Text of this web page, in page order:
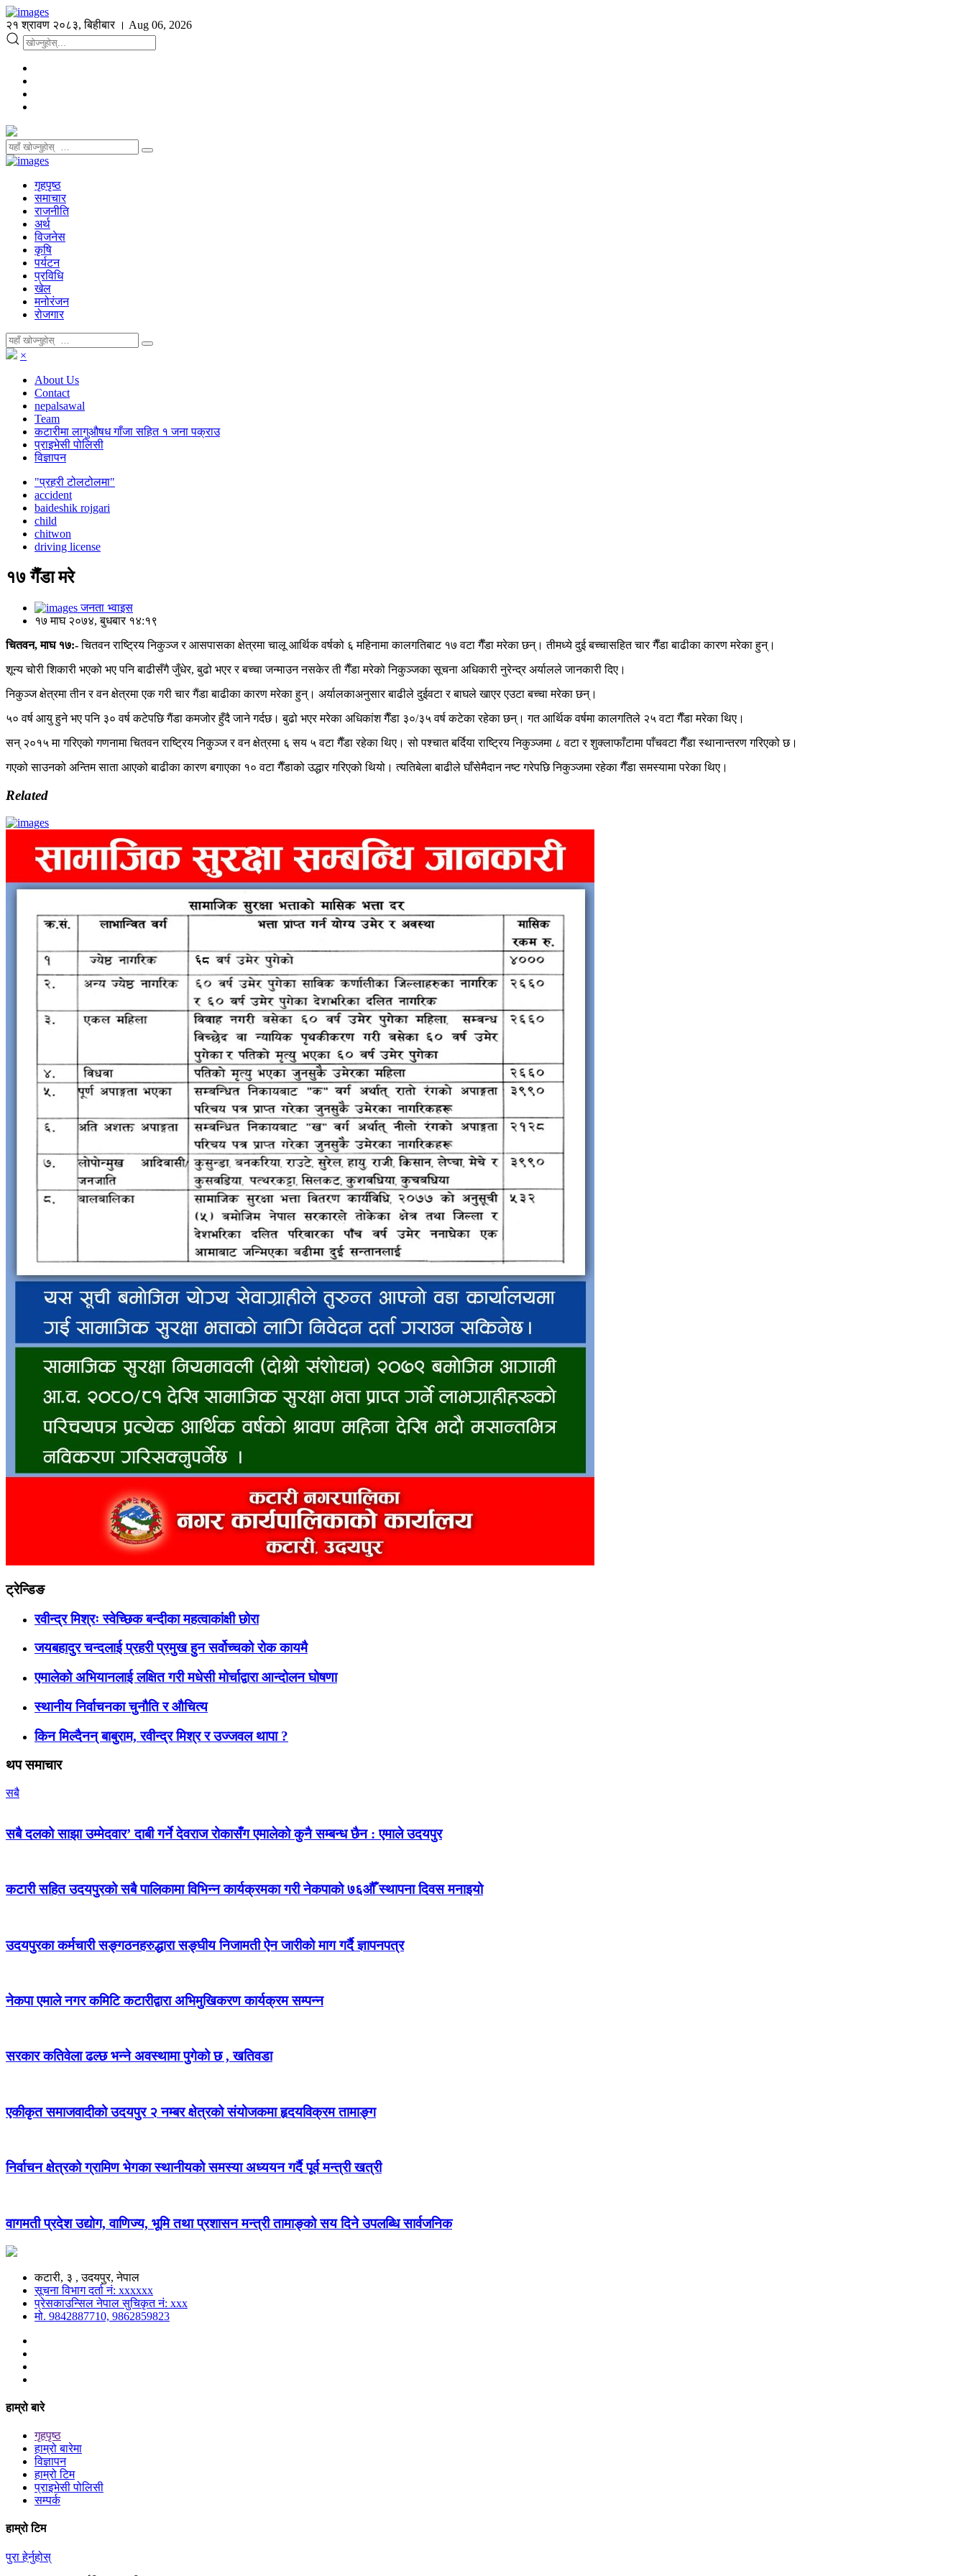
२१ श्रावण २०८३, बिहीबार । Aug 06, 2026
गृहपृष्ठ
समाचार
राजनीति
अर्थ
विजनेस
कृषि
पर्यटन
प्रविधि
खेल
मनोरंजन
रोजगार
×
About Us
Contact
nepalsawal
Team
कटारीमा लागुऔषध गाँजा सहित १ जना पक्राउ
प्राइभेसी पोलिसी
विज्ञापन
"प्रहरी टोलटोलमा"
accident
baideshik rojgari
child
chitwon
driving license
१७ गैँडा मरे
जनता भ्वाइस
१७ माघ २०७४, बुधबार १४:१९
चितवन,माघ १७:-चितवन राष्ट्रिय निकुञ्ज र आसपासका क्षेत्रमा चालू आर्थिक वर्षको ६ महिनामा कालगतिबाट १७ वटा गैँडा मरेका छन्। तीमध्ये दुई बच्चासहित चार गैँडा बाढीका कारण मरेका हुन्।
शून्य चोरी शिकारी भएको भए पनि बाढीसँगै जुँधेर, बुढो भएर र बच्चा जन्माउन नसकेर ती गैँडा मरेको निकुञ्जका सूचना अधिकारी नुरेन्द्र अर्यालले जानकारी दिए।
निकुञ्ज क्षेत्रमा तीन र वन क्षेत्रमा एक गरी चार गैंडा बाढीका कारण मरेका हुन्। अर्यालकाअनुसार बाढीले दुईवटा र बाघले खाएर एउटा बच्चा मरेका छन्।
५० वर्ष आयु हुने भए पनि ३० वर्ष कटेपछि गैंडा कमजोर हुँदै जाने गर्दछ। बुढो भएर मरेका अधिकांश गैँडा ३०/३५ वर्ष कटेका रहेका छन्। गत आर्थिक वर्षमा कालगतिले २५ वटा गैँडा मरेका थिए।
सन् २०१५ मा गरिएको गणनामा चितवन राष्ट्रिय निकुञ्ज र वन क्षेत्रमा ६ सय ५ वटा गैँडा रहेका थिए। सो पश्चात बर्दिया राष्ट्रिय निकुञ्जमा ८ वटा र शुक्लाफाँटामा पाँचवटा गैँडा स्थानान्तरण गरिएको छ।
गएको साउनको अन्तिम साता आएको बाढीका कारण बगाएका १० वटा गैँडाको उद्धार गरिएको थियो। त्यतिबेला बाढीले घाँसेमैदान नष्ट गरेपछि निकुञ्जमा रहेका गैँडा समस्यामा परेका थिए।
Related
ट्रेन्डिङ
रवीन्द्र मिश्रः स्वेच्छिक बन्दीका महत्वाकांक्षी छोरा
जयबहादुर चन्दलाई प्रहरी प्रमुख हुन सर्वोच्चको रोक कायमै
एमालेको अभियानलाई लक्षित गरी मधेसी मोर्चाद्वारा आन्दोलन घोषणा
स्थानीय निर्वाचनका चुनौति र औचित्य
किन मिल्दैनन् बाबुराम, रवीन्द्र मिश्र र उज्जवल थापा ?
थप समाचार
सबै
सबै दलको साझा उम्मेदवार’ दाबी गर्ने देवराज रोकासँग एमालेको कुनै सम्बन्ध छैन : एमाले उदयपुर
कटारी सहित उदयपुरको सबै पालिकामा विभिन्न कार्यक्रमका गरी नेकपाको ७६औँ स्थापना दिवस मनाइयो
उदयपुरका कर्मचारी सङ्गठनहरुद्धारा सङ्घीय निजामती ऐन जारीको माग गर्दै ज्ञापनपत्र
नेकपा एमाले नगर कमिटि कटारीद्वारा अभिमुखिकरण कार्यक्रम सम्पन्न
सरकार कतिवेला ढल्छ भन्ने अवस्थामा पुगेको छ , खतिवडा
एकीकृत समाजवादीको उदयपुर २ नम्बर क्षेत्रको संयोजकमा हृदयविक्रम तामाङ्ग
निर्वाचन क्षेत्रको ग्रामिण भेगका स्थानीयको समस्या अध्ययन गर्दै पूर्व मन्त्री खत्री
वागमती प्रदेश उद्योग, वाणिज्य, भूमि तथा प्रशासन मन्त्री तामाङ्को सय दिने उपलब्धि सार्वजनिक
कटारी, ३ , उदयपुर, नेपाल
सूचना विभाग दर्ता नं: xxxxxx
प्रेसकाउन्सिल नेपाल सुचिकृत नं: xxx
मो. 9842887710, 9862859823
हाम्रो बारे
गृहपृष्ठ
हाम्रो बारेमा
विज्ञापन
हाम्रो टिम
प्राइभेसी पोलिसी
सम्पर्क
हाम्रो टिम
पुरा हेर्नुहोस्